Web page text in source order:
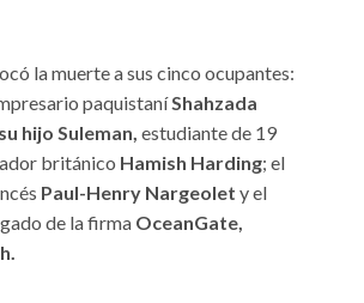
la muerte a sus cinco ocupantes:
paquistaníShahzada
hijo Suleman, estudiante de 19
británico Hamish Harding; el
Paul-Henry Nargeolet y el
de la firma OceanGate,